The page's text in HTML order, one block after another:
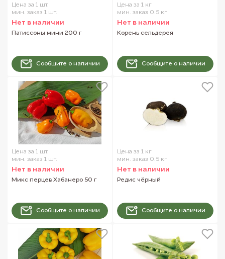
Цена за 1 шт.
мин. заказ 1 шт.
Нет в наличии
Патиссоны мини 200 г
Сообщите о наличии
Цена за 1 кг
мин. заказ 0.5 кг
Нет в наличии
Корень сельдерея
Сообщите о наличии
Цена за 1 шт.
мин. заказ 1 шт.
Нет в наличии
Микс перцев Хабанеро 50 г
Сообщите о наличии
Цена за 1 кг
мин. заказ 0.5 кг
Нет в наличии
Редис чёрный
Сообщите о наличии